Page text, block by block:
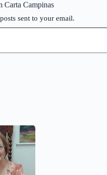
Carta Campinas
sent to your email.